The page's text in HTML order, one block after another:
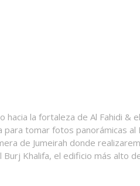
la fortaleza de Al Fahidi &
tomar fotos panorámicas
de Jumeirah donde
Khalifa, el edificio más alto